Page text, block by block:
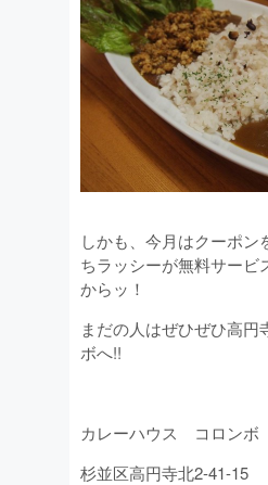
しかも、今月はクーポン
ちラッシーが無料サービ
からッ！
まだの人はぜひぜひ高円
ボへ!!
カレーハウス コロンボ
杉並区高円寺北2-41-15